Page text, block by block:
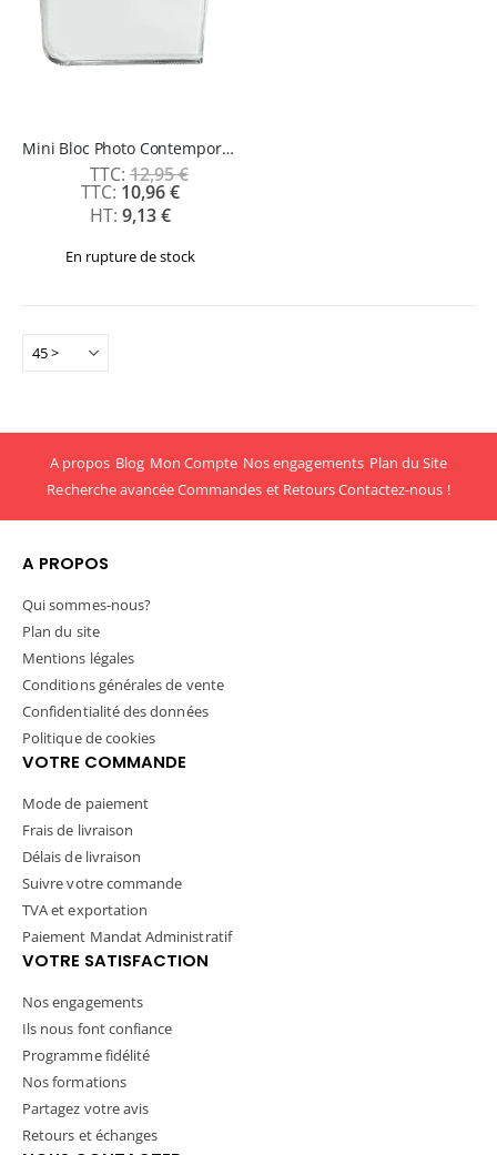
Mini Bloc Photo Contemporain Sublicrylic 80 x 60 x 20 mm
12,95 €
Prix
Spécial
10,96 €
9,13 €
En rupture de stock
A propos Blog Mon Compte Nos engagements Plan du Site
Recherche avancéeCommandes et RetoursContactez-nous !
A PROPOS
Qui sommes-nous?
Plan du site
Mentions légales
Conditions générales de vente
Confidentialité des données
Politique de cookies
VOTRE COMMANDE
Mode de paiement
Frais de livraison
Délais de livraison
Suivre votre commande
TVA et exportation
Paiement Mandat Administratif
VOTRE SATISFACTION
Nos engagements
Ils nous font confiance
Programme fidélité
Nos formations
Partagez votre avis
Retours et échanges